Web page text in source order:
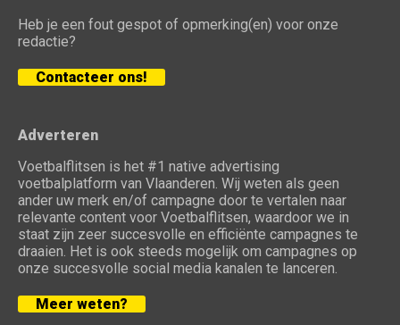
Heb je een fout gespot of opmerking(en) voor onze
redactie?
Contacteer ons!
Adverteren
Voetbalflitsen is het #1 native advertising
voetbalplatform van Vlaanderen. Wij weten als geen
ander uw merk en/of campagne door te vertalen naar
relevante content voor Voetbalflitsen, waardoor we in
staat zijn zeer succesvolle en efficiënte campagnes te
draaien. Het is ook steeds mogelijk om campagnes op
onze succesvolle social media kanalen te lanceren.
Meer weten?